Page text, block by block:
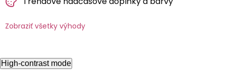
Zobraziť všetky výhody
High-contrast mode